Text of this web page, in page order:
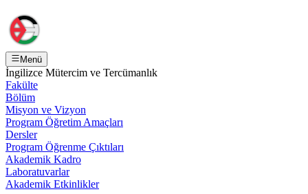
Menü
İngilizce Mütercim ve Tercümanlık
Fakülte
Bölüm
Misyon ve Vizyon
Program Öğretim Amaçları
Dersler
Program Öğrenme Çıktıları
Akademik Kadro
Laboratuvarlar
Akademik Etkinlikler